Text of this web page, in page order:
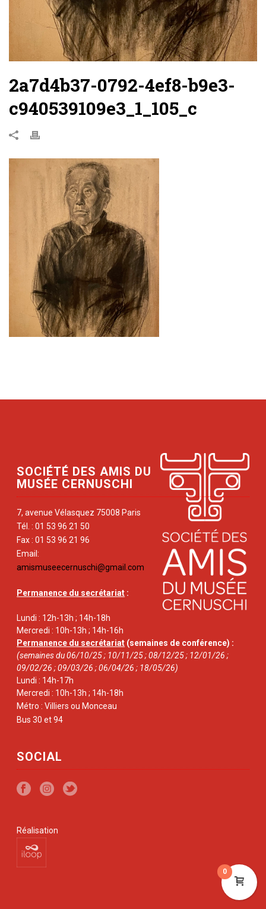
2a7d4b37-0792-4ef8-b9e3-
c940539109e3_1_105_c
SOCIÉTÉ DES AMIS DU
MUSÉE CERNUSCHI
7, avenue Vélasquez 75008 Paris
Tél. : 01 53 96 21 50
Fax : 01 53 96 21 96
Email:
amismuseecernuschi@gmail.com
Permanence du secrétariat :
Lundi : 12h-13h ; 14h-18h
Mercredi : 10h-13h ; 14h-16h
Permanence du secrétariat (semaines de conférence) :
(semaines du 06/10/25 ; 10/11/25 ; 08/12/25 ; 12/01/26 ;
09/02/26 ; 09/03/26 ; 06/04/26 ; 18/05/26)
Lundi : 14h-17h
Mercredi : 10h-13h ; 14h-18h
Métro : Villiers ou Monceau
Bus 30 et 94
SOCIAL
Réalisation
0